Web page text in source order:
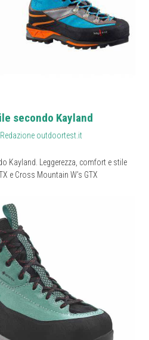
secondo Kayland
Redazione outdoortest.it
Kayland. Leggerezza, comfort e stile
e Cross Mountain W’s GTX